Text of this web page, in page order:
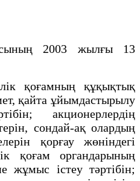
2003 жылғы 13
қоғамның құқықтық
қайта ұйымдастырылу
акционерлердің
сондай-ақ олардың
қорғау жөніндегі
қоғам органдарының
жұмыс істеу тәртібін;